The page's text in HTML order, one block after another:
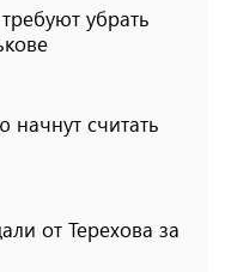
убрать
считать
от Терехова за